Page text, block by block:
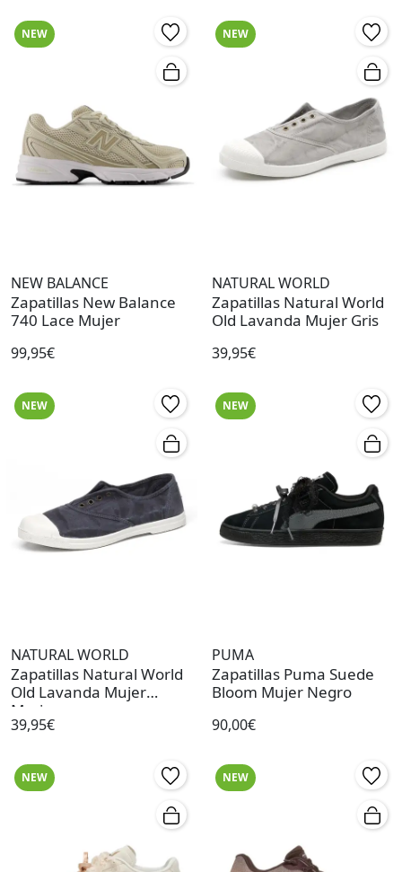
NEW
NEW BALANCE
Zapatillas New Balance
740 Lace Mujer
99,95€
NEW
NATURAL WORLD
Zapatillas Natural World
Old Lavanda Mujer Gris
39,95€
NEW
NATURAL WORLD
Zapatillas Natural World
Old Lavanda Mujer
Marino
39,95€
NEW
PUMA
Zapatillas Puma Suede
Bloom Mujer Negro
90,00€
NEW NEW